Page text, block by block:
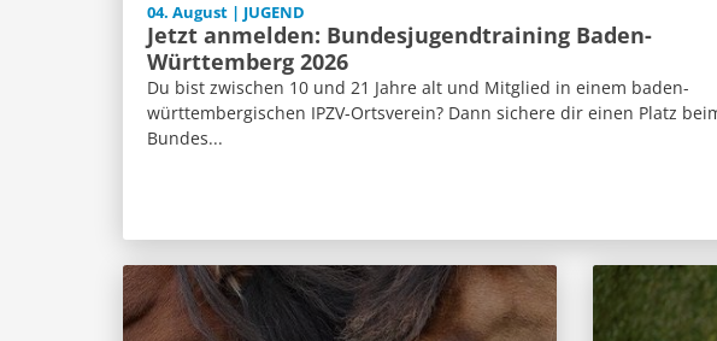
04. August | JUGEND
Jetzt anmelden: Bundesjugendtraining Baden-
Württemberg 2026
Du bist zwischen 10 und 21 Jahre alt und Mitglied in einem baden-
württembergischen IPZV-Ortsverein? Dann sichere dir einen Platz
Bundes...